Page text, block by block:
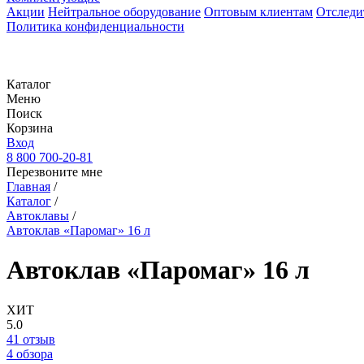
Акции Нейтральное оборудование Оптовым клиентам
Политика конфиденциальности
Каталог
Меню
Поиск
Корзина
Вход
8 800 700-20-81
Перезвоните мне
Главная /
Каталог /
Автоклавы /
Автоклав «Паромаг» 16 л
Автоклав «Паромаг» 16 л
ХИТ
5.0
41 отзыв
4 обзора